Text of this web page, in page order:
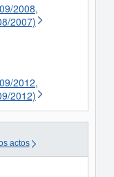
2008,
2007)
2012,
2012)
actos